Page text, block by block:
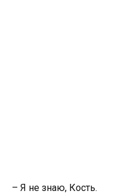
– Я не знаю, Кость.